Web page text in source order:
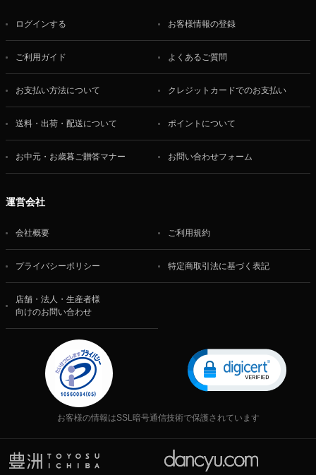
ログインする お客様情報の登録
ご利用ガイド よくあるご質問
お支払い方法について クレジットカードでのお支払い
送料・出荷・配送について ポイントについて
お中元・お歳暮ご贈答マナー お問い合わせフォーム
運営会社
会社概要 ご利用規約
プライバシーポリシー 特定商取引法に基づく表記
店舗・法人・生産者様
向けのお問い合わせ
お客様の情報はSSL暗号通信技術で保護されています